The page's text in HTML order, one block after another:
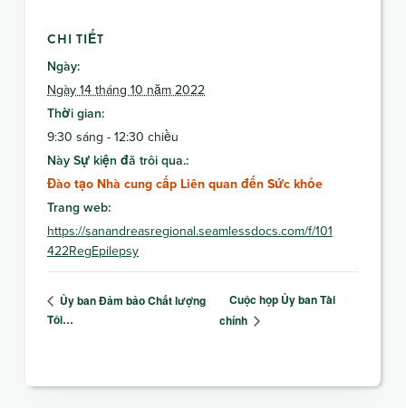
CHI TIẾT
Ngày:
Ngày 14 tháng 10 năm 2022
Thời gian:
9:30 sáng - 12:30 chiều
Này Sự kiện đã trôi qua.:
Đào tạo Nhà cung cấp Liên quan đến Sức khỏe
Trang web:
https://sanandreasregional.seamlessdocs.com/f/101
422RegEpilepsy
Ủy ban Đảm bảo Chất lượng
Tôi…
Cuộc họp Ủy ban Tài
chính